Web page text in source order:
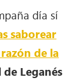
día sí
saborear
de la
Leganés